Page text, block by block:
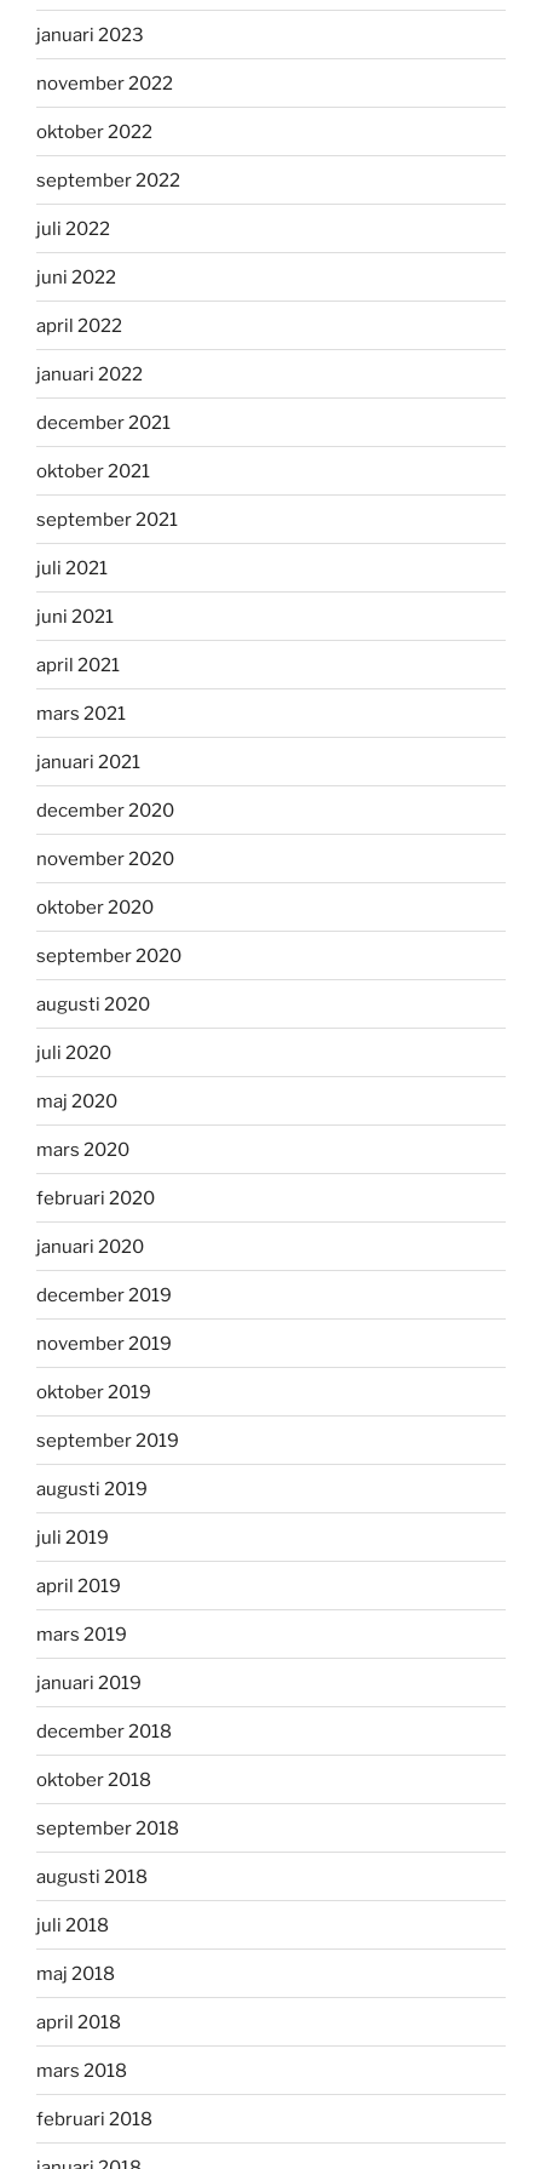
januari 2023
november 2022
oktober 2022
september 2022
juli 2022
juni 2022
april 2022
januari 2022
december 2021
oktober 2021
september 2021
juli 2021
juni 2021
april 2021
mars 2021
januari 2021
december 2020
november 2020
oktober 2020
september 2020
augusti 2020
juli 2020
maj 2020
mars 2020
februari 2020
januari 2020
december 2019
november 2019
oktober 2019
september 2019
augusti 2019
juli 2019
april 2019
mars 2019
januari 2019
december 2018
oktober 2018
september 2018
augusti 2018
juli 2018
maj 2018
april 2018
mars 2018
februari 2018